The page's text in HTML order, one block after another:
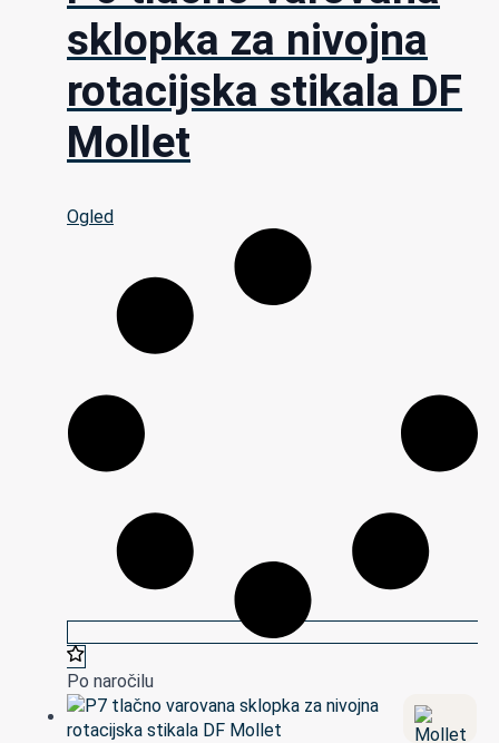
sklopka za nivojna
rotacijska stikala DF
Mollet
Ogled
Po naročilu